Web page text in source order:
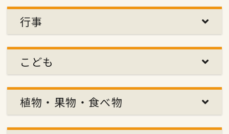
行事
こども
植物・果物・食べ物